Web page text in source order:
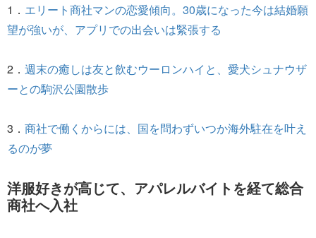
1． エリート商社マンの恋愛傾向。30歳になった今は結婚願
望が強いが、アプリでの出会いは緊張する
2． 週末の癒しは友と飲むウーロンハイと、愛犬シュナウザ
ーとの駒沢公園散歩
3． 商社で働くからには、国を問わずいつか海外駐在を叶え
るのが夢
洋服好きが高じて、アパレルバイトを経て総合
商社へ入社